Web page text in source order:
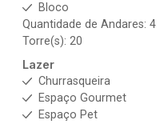
Bloco
Quantidade de Andares: 4
Torre(s): 20
Lazer
Churrasqueira
Espaço Gourmet
Espaço Pet